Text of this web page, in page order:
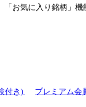
お気に入り銘柄」機
付き)
プレミアム会